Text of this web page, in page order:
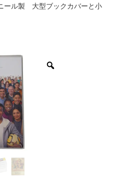
ール製 大型ブックカバーと小